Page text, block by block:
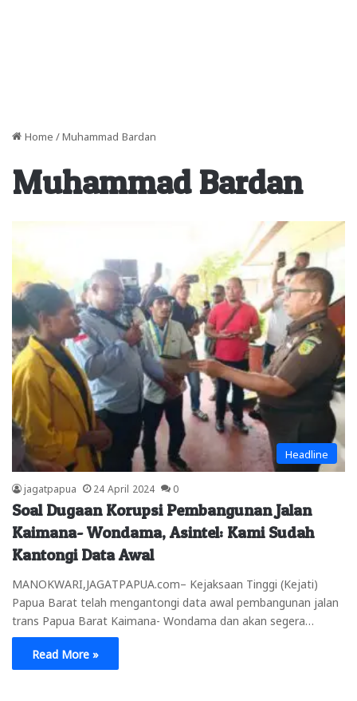
Home / Muhammad Bardan
Muhammad Bardan
Headline
jagatpapua 24 April 2024 0
Soal Dugaan Korupsi Pembangunan Jalan
Kaimana- Wondama, Asintel: Kami Sudah
Kantongi Data Awal
MANOKWARI,JAGATPAPUA.com– Kejaksaan Tinggi (Kejati)
Papua Barat telah mengantongi data awal pembangunan jalan
trans Papua Barat Kaimana- Wondama dan akan segera…
Read More »